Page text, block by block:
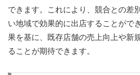
できます。これにより、競合との差
い地域で効果的に出店することがで
果を基に、既存店舗の売上向上や新
ることが期待できます。